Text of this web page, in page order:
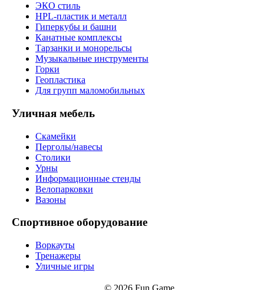
ЭКО стиль
HPL-пластик и металл
Гиперкубы и башни
Канатные комплексы
Тарзанки и монорельсы
Музыкальные инструменты
Горки
Геопластика
Для групп маломобильных
Уличная мебель
Скамейки
Перголы/навесы
Столики
Урны
Информационные стенды
Велопарковки
Вазоны
Спортивное оборудование
Воркауты
Тренажеры
Уличные игры
© 2026 Fun Game